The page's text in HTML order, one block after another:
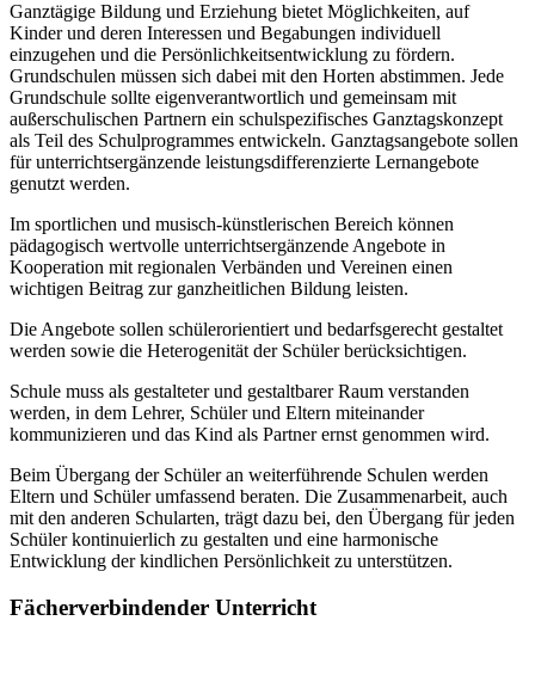
Ganztägige Bildung und Erziehung bietet Möglichkeiten, auf
Kinder und deren Interessen und Begabungen individuell
einzugehen und die Persönlichkeitsentwicklung zu fördern.
Grundschulen müssen sich dabei mit den Horten abstimmen. Jede
Grundschule sollte eigenverantwortlich und gemeinsam mit
außerschulischen Partnern ein schulspezifisches Ganztagskonzept
als Teil des Schulprogrammes entwickeln. Ganztagsangebote sollen
für unterrichtsergänzende leistungsdifferenzierte Lernangebote
genutzt werden.
Im sportlichen und musisch-künstlerischen Bereich können
pädagogisch wertvolle unterrichtsergänzende Angebote in
Kooperation mit regionalen Verbänden und Vereinen einen
wichtigen Beitrag zur ganzheitlichen Bildung leisten.
Die Angebote sollen schülerorientiert und bedarfsgerecht gestaltet
werden sowie die Heterogenität der Schüler berücksichtigen.
Schule muss als gestalteter und gestaltbarer Raum verstanden
werden, in dem Lehrer, Schüler und Eltern miteinander
kommunizieren und das Kind als Partner ernst genommen wird.
Beim Übergang der Schüler an weiterführende Schulen werden
Eltern und Schüler umfassend beraten. Die Zusammenarbeit, auch
mit den anderen Schularten, trägt dazu bei, den Übergang für jeden
Schüler kontinuierlich zu gestalten und eine harmonische
Entwicklung der kindlichen Persönlichkeit zu unterstützen.
Fächerverbindender Unterricht